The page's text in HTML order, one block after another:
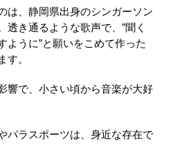
は、静岡県出身のシンガーソン
透き通るような歌声で、”聞く
ように”と願いをこめて作った
す。
響で、小さい頃から音楽が大好
パラスポーツは、身近な存在で